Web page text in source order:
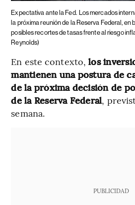
Expectativa ante la Fed. Los mercados
la próxima reunión de la Reserva Federal, en
posibles recortes de tasas frente al riesgo
Reynolds)
En este contexto,los
mantienen una postura de
de la próxima decisión de
de la Reserva Federal,
semana.
PUBLICIDAD